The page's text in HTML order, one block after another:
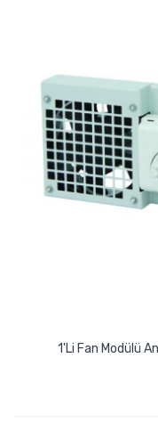
1'li Fan Modülü